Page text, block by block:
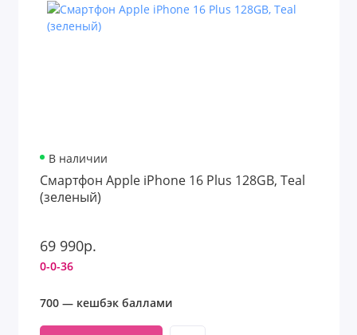
В наличии
Смартфон Apple iPhone 16 Plus 128GB, Teal
(зеленый)
69 990р.
0-0-36
700 — кешбэк баллами